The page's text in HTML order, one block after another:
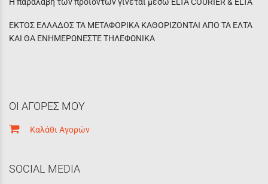
ΕΚΤΟΣ ΕΛΛΑΔΟΣ ΤΑ ΜΕΤΑΦΟΡΙΚΑ ΚΑΘΟΡΙΖΟΝΤΑΙ ΑΠΟ ΤΑ ΕΛΤΑ
ΚΑΙ ΘΑ ΕΝΗΜΕΡΩΝΕΣΤΕ ΤΗΛΕΦΩΝΙΚΑ
ΟΙ ΑΓΟΡΕΣ ΜΟΥ
Καλάθι Αγορών
SOCIAL MEDIA